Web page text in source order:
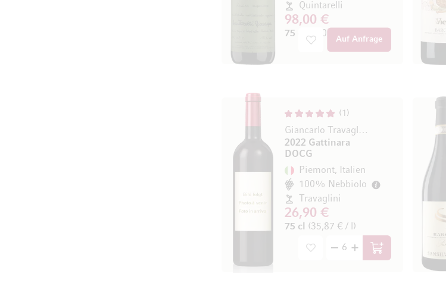
Quintarelli
98,00 €
75 cl (130,67 € / l)
Auf Anfrage
1
Giancarlo Travaglini
2022 Gattinara
DOCG
Piemont, Italien
100% Nebbiolo
Travaglini
26,90 €
75 cl (35,87 € / l)
In den Warenkorb